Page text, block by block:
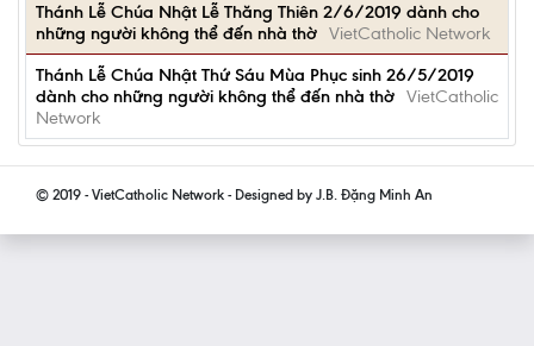
Thánh Lễ Chúa Nhật Lễ Thăng Thiên 2/6/2019 dành cho
những người không thể đến nhà thờ VietCatholic Network
Thánh Lễ Chúa Nhật Thứ Sáu Mùa Phục sinh 26/5/2019
dành cho những người không thể đến nhà thờ VietCatholic
Network
© 2019 - VietCatholic Network - Designed by J.B. Đặng Minh An